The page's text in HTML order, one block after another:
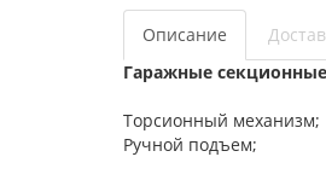
Описание
Гаражные
Торсионный механизм;
Ручной подъем;